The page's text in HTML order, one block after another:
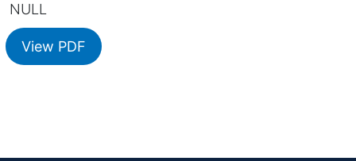
NULL
View PDF